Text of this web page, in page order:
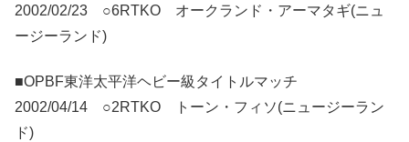
2002/02/23 ○6RTKO オークランド・アーマタギ(ニュ
ージーランド)
■OPBF東洋太平洋ヘビー級タイトルマッチ
2002/04/14 ○2RTKO トーン・フィソ(ニュージーラン
ド)